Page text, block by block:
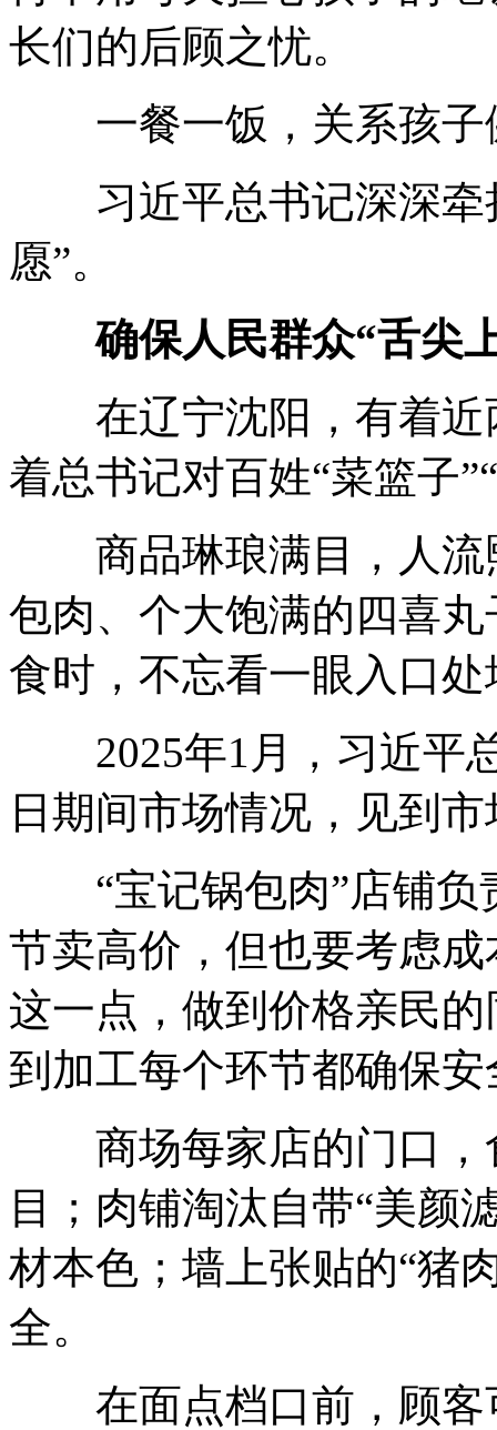
长们的后顾之忧。
一餐一饭，关系孩子
习近平总书记深深牵
愿”。
确保人民群众“舌尖
在辽宁沈阳，有着近
着总书记对百姓“菜篮子
商品琳琅满目，人流
包肉、个大饱满的四喜
食时，不忘看一眼入口
2025年1月，习近平总
日期间市场情况，见到
“宝记锅包肉”店铺负
节卖高价，但也要考虑
这一点，做到价格亲民
到加工每个环节都确保安
商场每家店的门口，
目；肉铺淘汰自带“美颜
材本色；墙上张贴的“猪
全。
在面点档口前，顾客